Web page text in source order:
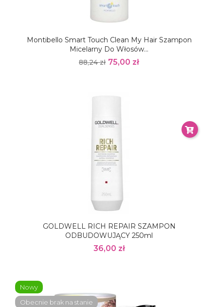
Montibello Smart Touch Clean My Hair Szampon
Micelarny Do Włosów...
88,24 zł 75,00 zł
GOLDWELL RICH REPAIR SZAMPON
ODBUDOWUJĄCY 250ml
36,00 zł
Nowy
Obecnie brak na stanie